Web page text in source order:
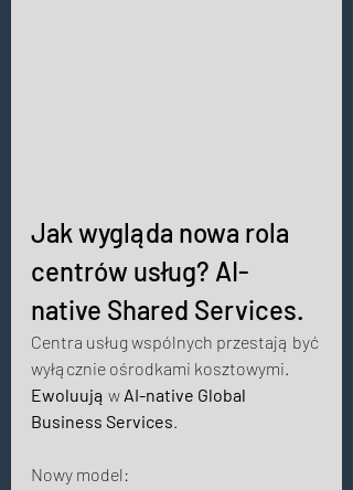
Jak wygląda nowa rola
centrów usług? AI-
native Shared Services.
Centra usług wspólnych przestają być
wyłącznie ośrodkami kosztowymi.
Ewoluują w AI-native Global
Business Services.
Nowy model: